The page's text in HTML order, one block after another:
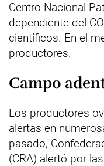
Centro Nacional
dependiente del
científicos. En el
productores.
Campo
Los productores
alertas en
pasado,
(CRA) alertó por